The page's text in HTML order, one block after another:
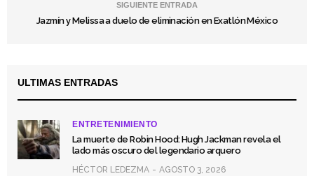
SIGUIENTE ENTRADA
Jazmín y Melissa a duelo de eliminación en Exatlón México
ULTIMAS ENTRADAS
ENTRETENIMIENTO
La muerte de Robin Hood: Hugh Jackman revela el
lado más oscuro del legendario arquero
HÉCTOR LEDEZMA AGOSTO 3, 2026